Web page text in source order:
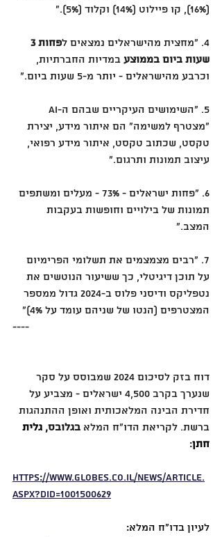
(16%), קו פיילוט (14%) וקלוד (5%).״
4. ״מחצית מהישראלים נמצאים ל
שעות ביום בממוצע במדיות החברתיות,
וכרבע מהישראלים - יותר מ-5 שעות ביום.״
"מצטרף למשימה" הם איתור מידע, יצירת
טקסט, שכתוב טקסט, איתור מידע רפואי,
עיצוב תמונות ותרגום.״
6. ״פחות ישראלים - 73% - מעלים ומשתפים
תמונות של בילויים וחופשות בעקבות
המצב.״
7. ״רבים מצמצמים את תשלומי הפרימיום
על תוכן דיגיטלי, כך ששיעור הנוטשים את
נטפליקס ודיסני פלוס ב-2024 גדול ממספר
המצטרפים (הנטו של שניהם עומד על 4%)״
----
דוח בזק לסיכום 2024 שמבוסס על סקר
שנערך בקרב 4,500 ישראלים - מצביע על
חדירת הבינה המלאכותית ואופן ההתנהגות
ברשת. לקריאת הדו״ח המלא בגלובס, גלית
חתן:
https://www.globes.co.il/news/article.
aspx?did=1001500629
לעיון בדו״ח המלא: